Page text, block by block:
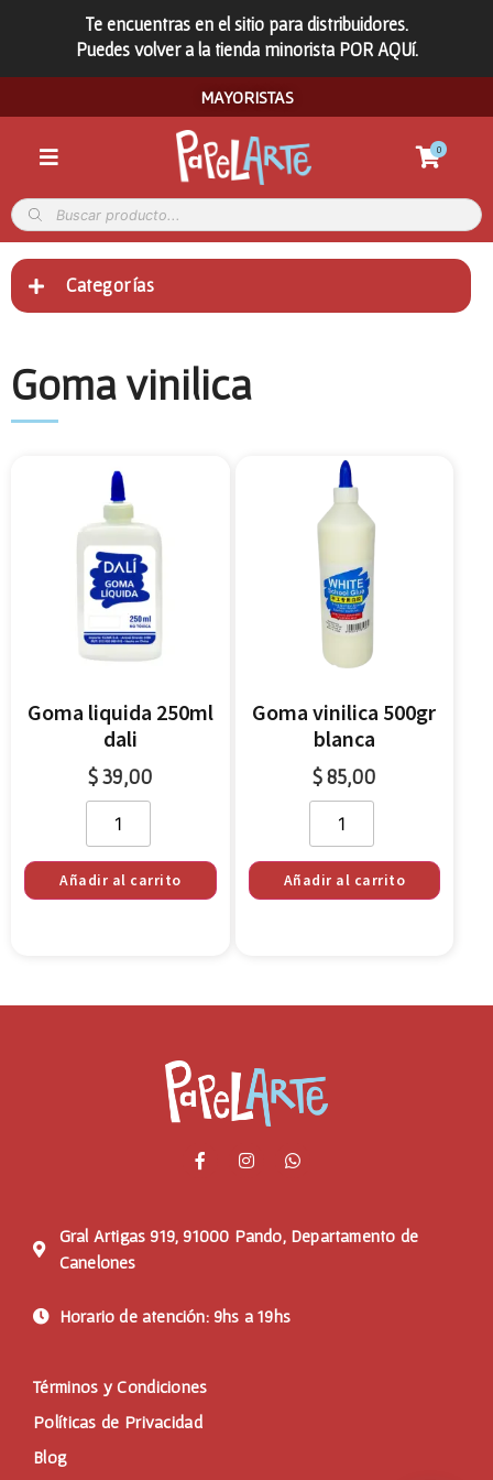
Te encuentras en el sitio para distribuidores.
Puedes volver a la tienda minorista POR AQUí.
MAYORISTAS
0
Categorías
Goma vinilica
Goma liquida 250ml
dali
$39,00
Añadir al carrito
Goma vinilica 500gr
blanca
$85,00
Añadir al carrito
Gral Artigas 919, 91000 Pando, Departamento de
Canelones
Horario de atención: 9hs a 19hs
Términos y Condiciones
Políticas de Privacidad
Blog